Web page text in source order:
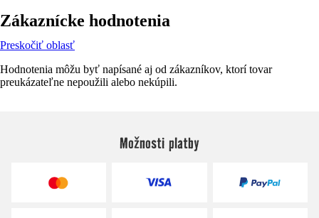
Zákaznícke hodnotenia
Preskočiť oblasť
Hodnotenia môžu byť napísané aj od zákazníkov, ktorí tovar
preukázateľne nepoužili alebo nekúpili.
Možnosti platby